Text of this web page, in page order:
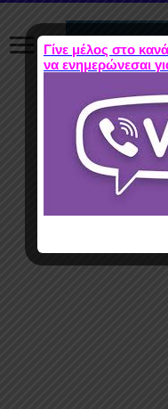
Γίνε μέλος στο
να ενημερώνεσαι